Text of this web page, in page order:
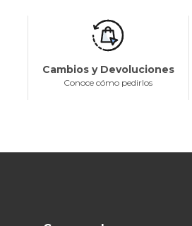
Cambios y Devoluciones
Conoce cómo pedirlos